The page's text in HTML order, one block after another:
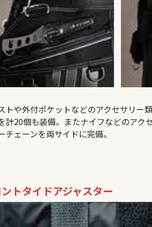
トや外付ポケットなどのアクセサリー
計20個も装備。またナイフなどのアク
チェーンを両サイドに完備。
トタイドアジャスター